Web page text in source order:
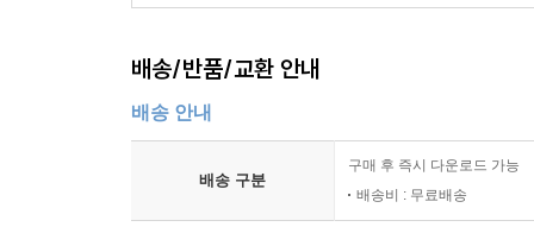
배송/반품/교환 안내
배송 안내
배송 구분
구매 후 즉시 다운로드 가능
배송비 : 무료배송